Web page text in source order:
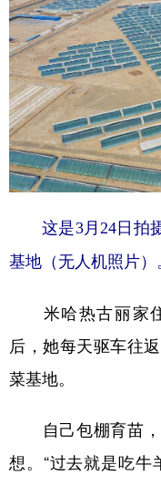
山东 河
广东 广
四川 贵
陕西 甘
新疆 内
Русский язык
这是3月24日拍
基地（无人机照片
米哈热古丽家住
后，她每天驱车往
菜基地。
自己包棚育苗，
想。“过去就是吃牛